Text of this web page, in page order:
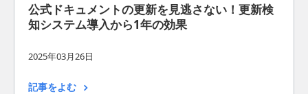
公式ドキュメントの更新を見逃さない！更新検
知システム導入から1年の効果
2025年03月26日
記事をよむ